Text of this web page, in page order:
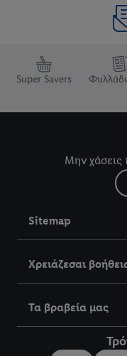
Super Savers
Μην χάσεις
Sitemap
Χρειάζεσαι
Τα βραβεία μας